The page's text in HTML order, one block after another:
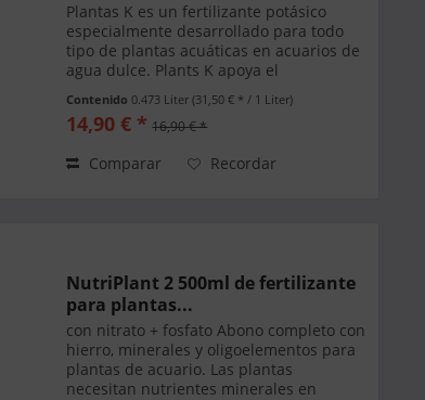
Plantas K es un fertilizante potásico
especialmente desarrollado para todo
tipo de plantas acuáticas en acuarios de
agua dulce. Plants K apoya el
previene la deficiencia de potasio en sus
plantas...
Contenido 0.473 Liter(31,50 € * / 1 Liter)
14,90 € * 16,90 € *
Comparar Recordar
NutriPlant 2 500ml de fertilizante
para plantas...
con nitrato + fosfato Abono completo con
hierro, minerales y oligoelementos para
plantas de acuario. Las plantas
necesitan nutrientes minerales en